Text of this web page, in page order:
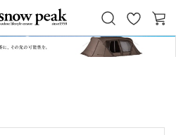
Peak
お
気
カ